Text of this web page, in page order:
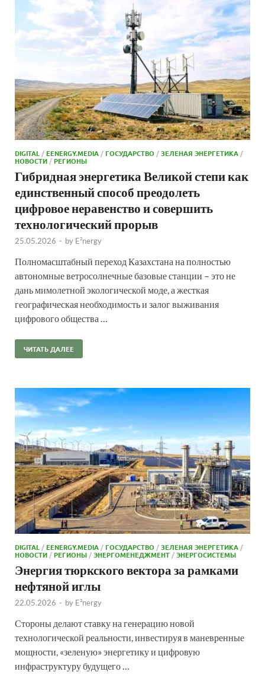
DIGITAL/EENERGY.MEDIA/ГОСУДАРСТВО /ЗЕЛЕНАЯ ЭНЕРГЕТИКА/
НОВОСТИ/РЕГИОНЫ
Гибридная энергетика Великой степи как
единственный способ преодолеть
цифровое неравенство и совершить
технологический прорыв
25.05.2026 - by E²nergy
Полномасштабный переход Казахстана на полностью
автономные ветросолнечные базовые станции – это не
дань мимолетной экологической моде, а жесткая
географическая необходимость и залог выживания
цифрового общества …
ЧИТАТЬ ДАЛЕЕ
DIGITAL /EENERGY.MEDIA /ГОСУДАРСТВО /ЗЕЛЕНАЯ ЭНЕРГЕТИКА /
НОВОСТИ /РЕГИОНЫ /ЭНЕРГОМЕНЕДЖМЕНТ /ЭНЕРГОСИСТЕМЫ
Энергия тюркского вектора за рамками
нефтяной иглы
22.05.2026 - by E²nergy
Стороны делают ставку на генерацию новой
технологической реальности, инвестируя в маневренные
мощности, «зеленую» энергетику и цифровую
инфраструктуру будущего …